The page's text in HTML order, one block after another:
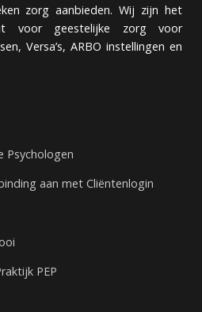
zorg aanbieden. Wij zijn het
voor geestelijke zorg voor
Versa’s, ARBO instellingen en
Psychologen
aan met Cliëntenlogin
PEP